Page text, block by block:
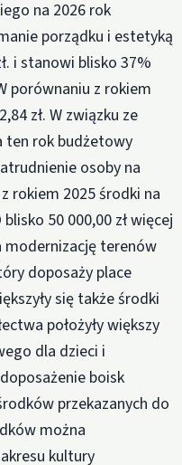
na 2026 rok
porządku i estetyką
i stanowi blisko 37%
porównaniu z rokiem
zł. W związku ze
ten rok budżetowy
osoby na
rokiem 2025 środki na
50 000,00 zł więcej
modernizację terenów
doposaży place
się także środki
położyły większy
dla dzieci i
boisk
przekazanych do
można
kultury